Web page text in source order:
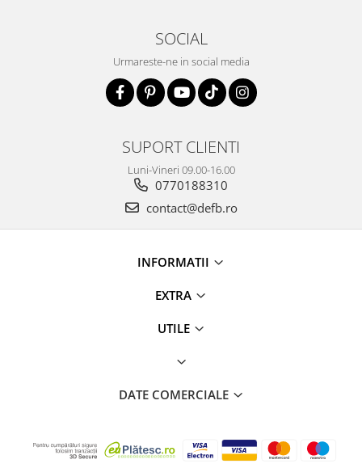
SOCIAL
Urmareste-ne in social media
SUPORT CLIENTI
Luni-Vineri 09.00-16.00
0770188310
contact@defb.ro
INFORMATII
EXTRA
UTILE
DATE COMERCIALE